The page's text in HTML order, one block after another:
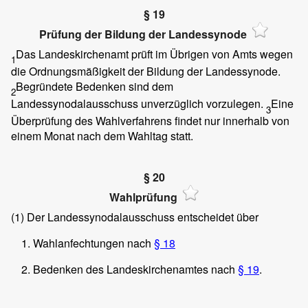
§ 19
Prüfung der Bildung der Landessynode
1Das Landeskirchenamt prüft im Übrigen von Amts wegen
die Ordnungsmäßigkeit der Bildung der Landessynode.
2Begründete Bedenken sind dem
Landessynodalausschuss unverzüglich vorzulegen. 3Eine
Überprüfung des Wahlverfahrens findet nur innerhalb von
einem Monat nach dem Wahltag statt.
§ 20
Wahlprüfung
(1) Der Landessynodalausschuss entscheidet über
Wahlanfechtungen nach § 18
Bedenken des Landeskirchenamtes nach § 19.